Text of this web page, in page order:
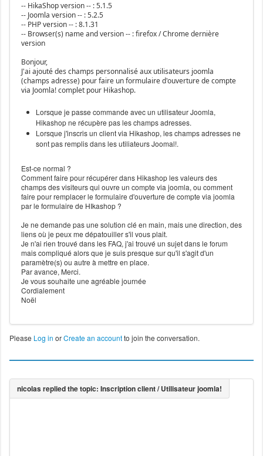
-- HikaShop version -- : 5.1.5
-- Joomla version -- : 5.2.5
-- PHP version -- : 8.1.31
-- Browser(s) name and version -- : firefox / Chrome dernière
version
Bonjour,
J'ai ajouté des champs personnalisé aux utilisateurs joomla
(champs adresse) pour faire un formulaire d'ouverture de compte
via Joomla! complet pour Hikashop.
Lorsque je passe commande avec un utilisateur Joomla,
Hikashop ne récupère pas les champs adresses.
Lorsque j'inscris un client via Hikashop, les champs adresses ne
sont pas remplis dans les utiliateurs Joomal!.
Est-ce normal ?
Comment faire pour récupérer dans Hikashop les valeurs des
champs des visiteurs qui ouvre un compte via joomla, ou comment
faire pour remplacer le formulaire d'ouverture de compte via joomla
par le formulaire de HIkashop ?
Je ne demande pas une solution clé en main, mais une direction, des
liens où je peux me dépatouiller s'il vous plait.
Je n'ai rien trouvé dans les FAQ, j'ai trouvé un sujet dans le forum
mais compliqué alors que je suis presque sur qu'il s'agit d'un
paramètre(s) ou autre à mettre en place.
Par avance, Merci.
Je vous souhaite une agréable journée
Cordialement
Noël
Please Log in orCreate an accountto join the conversation.